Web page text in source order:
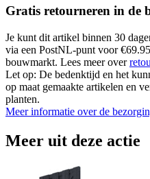
Gratis retourneren in de
Je kunt dit artikel binnen 30
via een PostNL-punt voor
bouwmarkt. Lees meer over
Let op: De bedenktijd en het
op maat gemaakte artikelen en
planten.
Meer informatie over de
Meer uit deze actie